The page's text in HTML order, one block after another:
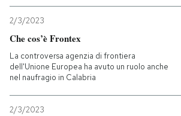
2/3/2023
Che cos’è Frontex
La controversa agenzia di frontiera
dell'Unione Europea ha avuto un ruolo anche
nel naufragio in Calabria
2/3/2023